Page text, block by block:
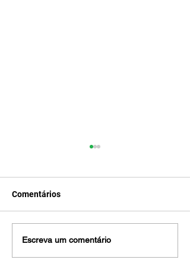
Eddie é tão lindo e pode
Comentários
Escreva um comentário